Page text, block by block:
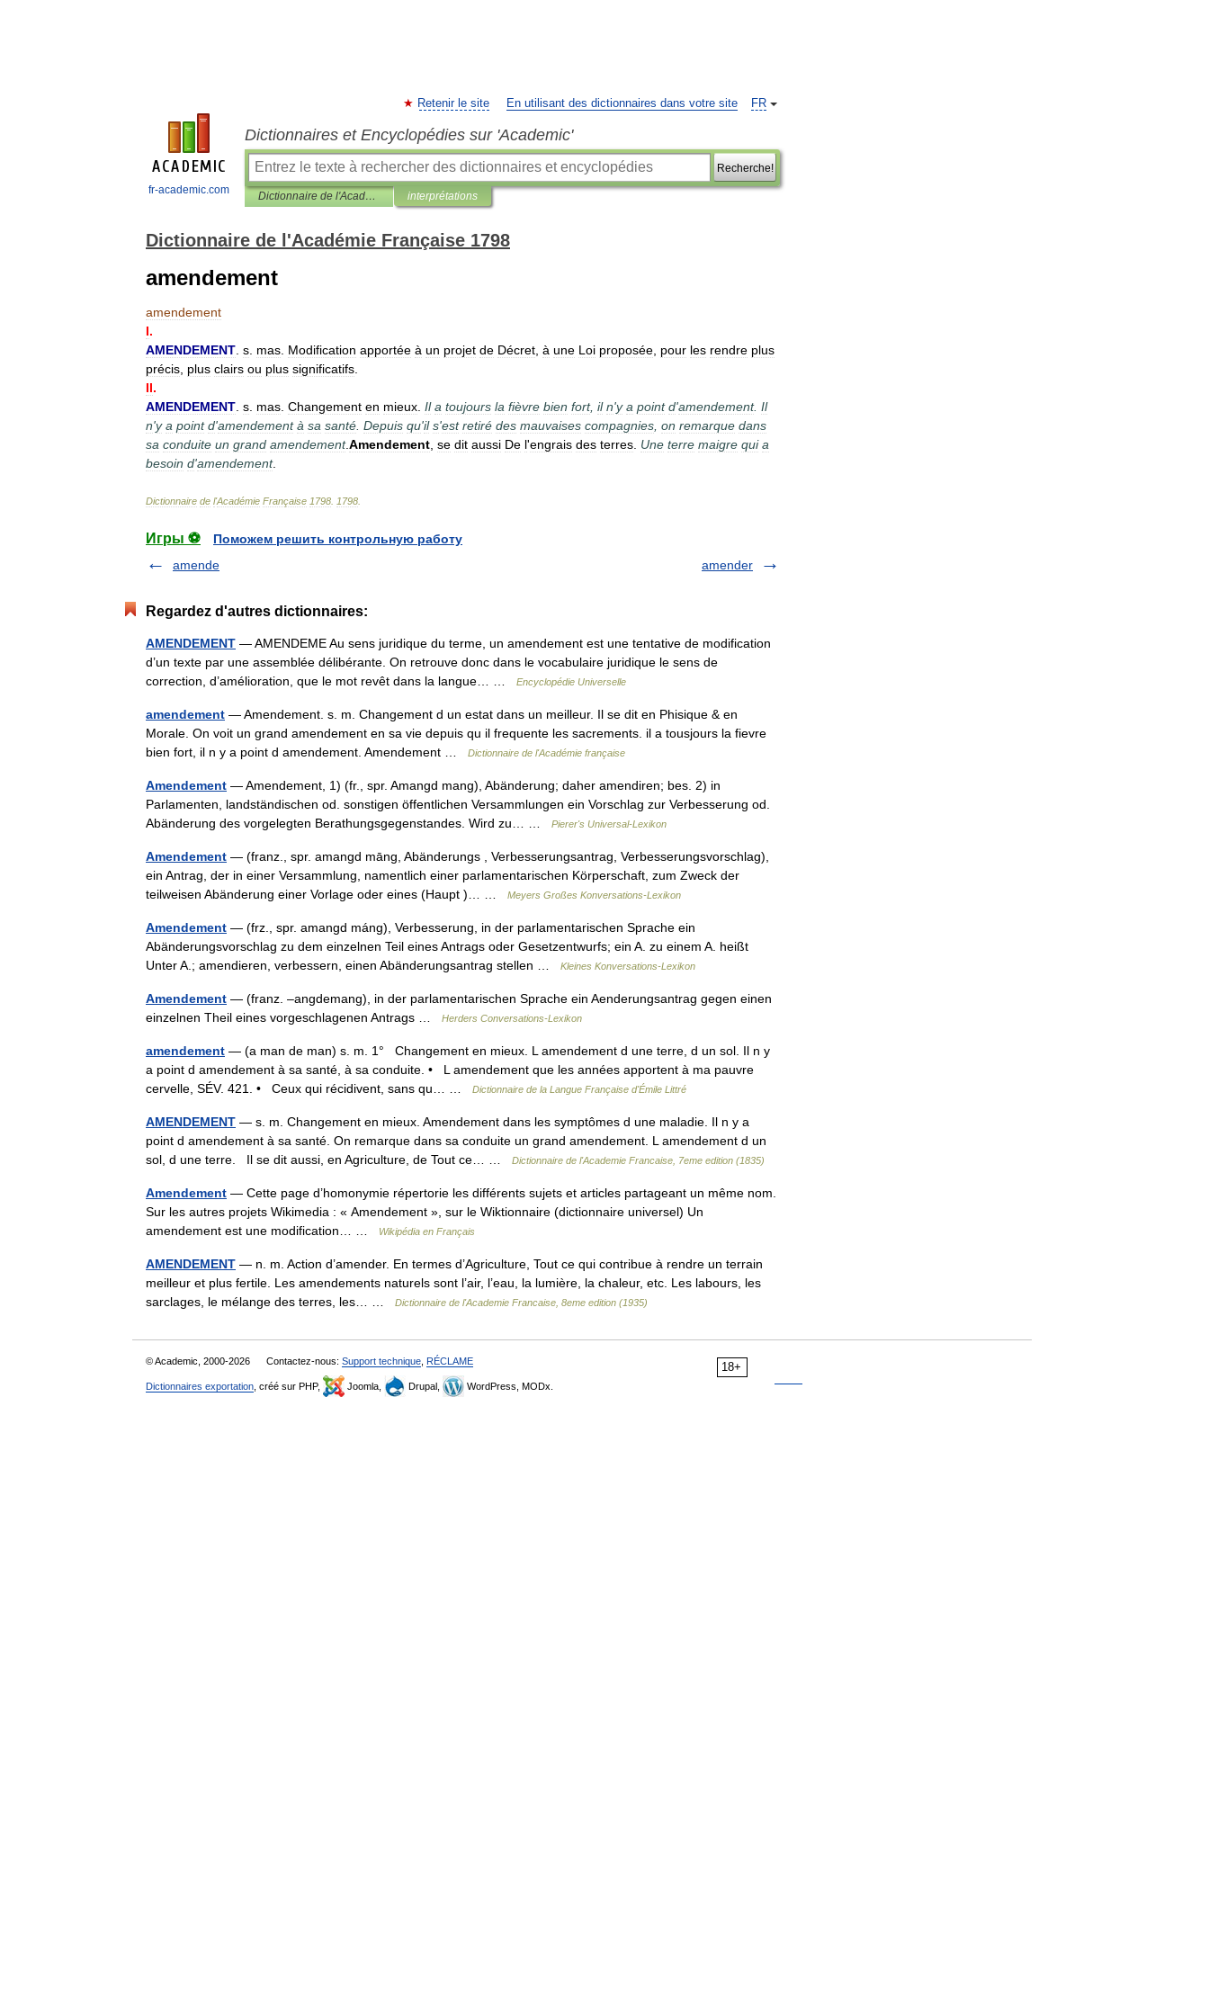
fr-academic.com
FR
Retenir le site En utilisant des dictionnaires dans votre site
Dictionnaires et Encyclopédies sur 'Academic'
Recherche!
Dictionnaire de l'Académie Française 1798 interprétations
Dictionnaire de l'Académie Française 1798
amendement
amendement
I.
AMENDEMENT s mas Modification apportée à un projet de Décret à une Loi proposée pour les rendre plus
précis plus clairs ou plus significatifs
II.
AMENDEMENT s mas Changement en mieux Il a toujours la fièvre bien fort, il n'y a point d'amendement. Il
n'y a point d'amendement à sa santé Depuis qu'il s'est retiré des mauvaises compagnies on remarque dans
sa conduite un grand amendement.Amendement se dit aussi De l'engrais des terres Une terre maigre qui a
besoin d'amendement.
Dictionnaire de l'Académie Française 1798 1798
Игры ⚽
Поможем решить контрольную работу
amende
amender
Regardez d'autres dictionnaires:
AMENDEMENT — AMENDEME Au sens juridique du terme, un amendement est une tentative de modification
d’un texte par une assemblée délibérante. On retrouve donc dans le vocabulaire juridique le sens de
correction, d’amélioration, que le mot revêt dans la langue… …
Encyclopédie Universelle
amendement — Amendement. s. m. Changement d un estat dans un meilleur. Il se dit en Phisique & en
Morale. On voit un grand amendement en sa vie depuis qu il frequente les sacrements. il a tousjours la fievre
bien fort, il n y a point d amendement. Amendement …
Dictionnaire de l'Académie française
Amendement — Amendement, 1) (fr., spr. Amangd mang), Abänderung; daher amendiren; bes. 2) in
Parlamenten, landständischen od. sonstigen öffentlichen Versammlungen ein Vorschlag zur Verbesserung od.
Abänderung des vorgelegten Berathungsgegenstandes. Wird zu… …
Pierer's Universal-Lexikon
Amendement — (franz., spr. amangd māng, Abänderungs , Verbesserungsantrag, Verbesserungsvorschlag),
ein Antrag, der in einer Versammlung, namentlich einer parlamentarischen Körperschaft, zum Zweck der
teilweisen Abänderung einer Vorlage oder eines (Haupt )… …
Meyers Großes Konversations-Lexikon
Amendement — (frz., spr. amangd máng), Verbesserung, in der parlamentarischen Sprache ein
Abänderungsvorschlag zu dem einzelnen Teil eines Antrags oder Gesetzentwurfs; ein A. zu einem A. heißt
Unter A.; amendieren, verbessern, einen Abänderungsantrag stellen …
Kleines Konversations-Lexikon
Amendement — (franz. –angdemang), in der parlamentarischen Sprache ein Aenderungsantrag gegen einen
einzelnen Theil eines vorgeschlagenen Antrags …
Herders Conversations-Lexikon
amendement — (a man de man) s. m. 1° Changement en mieux. L amendement d une terre, d un sol. Il n y
a point d amendement à sa santé, à sa conduite. • L amendement que les années apportent à ma pauvre
cervelle, SÉV. 421. • Ceux qui récidivent, sans qu… …
Dictionnaire de la Langue Française d'Émile Littré
AMENDEMENT — s. m. Changement en mieux. Amendement dans les symptômes d une maladie. Il n y a
point d amendement à sa santé. On remarque dans sa conduite un grand amendement. L amendement d un
sol, d une terre. Il se dit aussi, en Agriculture, de Tout ce… …
Dictionnaire de l'Academie Francaise, 7eme edition (1835)
Amendement — Cette page d’homonymie répertorie les différents sujets et articles partageant un même nom.
Sur les autres projets Wikimedia : « Amendement », sur le Wiktionnaire (dictionnaire universel) Un
amendement est une modification… …
Wikipédia en Français
AMENDEMENT — n. m. Action d’amender. En termes d’Agriculture, Tout ce qui contribue à rendre un terrain
meilleur et plus fertile. Les amendements naturels sont l’air, l’eau, la lumière, la chaleur, etc. Les labours, les
sarclages, le mélange des terres, les… …
Dictionnaire de l'Academie Francaise, 8eme edition (1935)
18+
© Academic, 2000-2026 Contactez-nous: Support technique RÉCLAME
Dictionnaires exportation , créé sur PHP, Joomla, Drupal, WordPress, MODx.